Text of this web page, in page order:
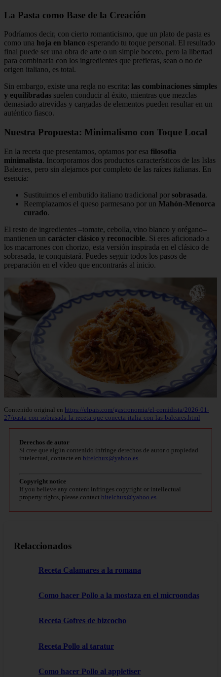
La Pasta como Base de la Creación
Podríamos decir, con cierto romanticismo, que un plato de pasta es
como una hoja en blanco esperando tu toque personal. El resultado
final puede ser una obra de arte o un simple boceto, pero la libertad
para combinarla con los ingredientes que prefieras, sean o no de
origen italiano, es total.
Sin embargo, existe una regla no escrita: las combinaciones simples
y equilibradas suelen conducir al éxito, mientras que mezclas
demasiado atrevidas y cargadas de elementos pueden resultar en un
auténtico fiasco.
Nuestra Propuesta: Minimalismo con Toque Local
En la receta que presentamos, optamos por esa filosofía
minimalista. Incorporamos dos productos característicos de las Islas
Baleares, pero sin alejarnos por completo de las raíces italianas. En
esencia:
Sustituimos el embutido italiano tradicional por sobrasada.
Reemplazamos el queso parmesano por un Mahón-Menorca
curado.
El resto de ingredientes –tomate, cebolla, vino blanco y orégano–
mantienen un carácter clásico y reconocible. Si eres aficionado a
los macarrones con chorizo, esta versión inspirada en el clásico de
sobrasada, te conquistará. Puedes seguir todos los pasos de
preparación en el vídeo que encontrarás al inicio.
Contenido original en https://elpais.com/gastronomia/el-comidista/2026-01-
27/pasta-con-sobrasada-la-receta-que-conecta-italia-con-las-baleares.html
Derechos de autor
Si cree que algún contenido infringe derechos de autor o propiedad
intelectual, contacte en bitelchux@yahoo.es.
Copyright notice
If you believe any content infringes copyright or intellectual
property rights, please contact bitelchux@yahoo.es.
Relaccionados
Receta Calamares a la romana
Como hacer Pollo a la mostaza en el microondas
Receta Gofres de bizcocho
Receta Pollo al taratur
Como hacer Pollo al appletiser